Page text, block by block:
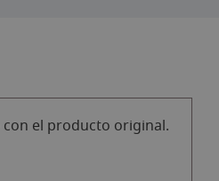
con el producto original.